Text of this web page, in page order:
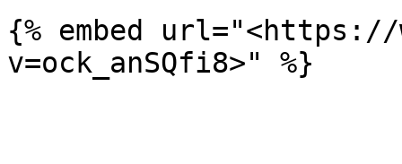
{% embed url="<https://